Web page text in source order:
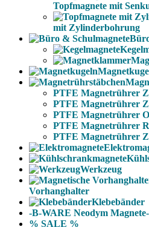
Topfmagnete mit
mit Zylinderbohrung
PTFE Magnetrührer
PTFE Magnetrührer
PTFE Magnetrührer
PTFE Magnetrührer
PTFE Magnetrührer
Werkzeug
Vorhanghalter
Klebebänder
-B-WARE Neodym Magnete-
% SALE %